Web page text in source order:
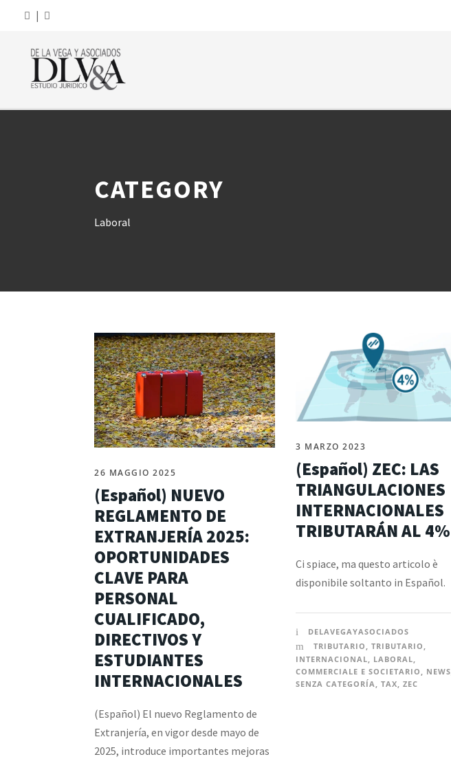
|
CATEGORY
Laboral
26 MAGGIO 2025
(Español) NUEVO
REGLAMENTO DE
EXTRANJERÍA 2025:
OPORTUNIDADES
CLAVE PARA
PERSONAL
CUALIFICADO,
DIRECTIVOS Y
ESTUDIANTES
INTERNACIONALES
(Español) El nuevo Reglamento de
Extranjería, en vigor desde mayo de
2025, introduce importantes mejoras
3 MARZO 2023
(Español) ZEC: LAS
TRIANGULACIONES
INTERNACIONALES
TRIBUTARÁN AL 4%
Ci spiace, ma questo articolo è
disponibile soltanto in Español.
DELAVEGAYASOCIADOS
TRIBUTARIO , TRIBUTARIO ,
INTERNACIONAL, LABORAL,
COMMERCIALE E SOCIETARIO , NEWS
SENZA CATEGORÍA, TAX, ZEC